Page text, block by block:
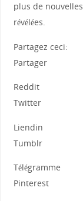
plus de
révélées.
Partagez ceci:
Partager
Reddit
Twitter
Liendin
Tumblr
Télégramme
Pinterest